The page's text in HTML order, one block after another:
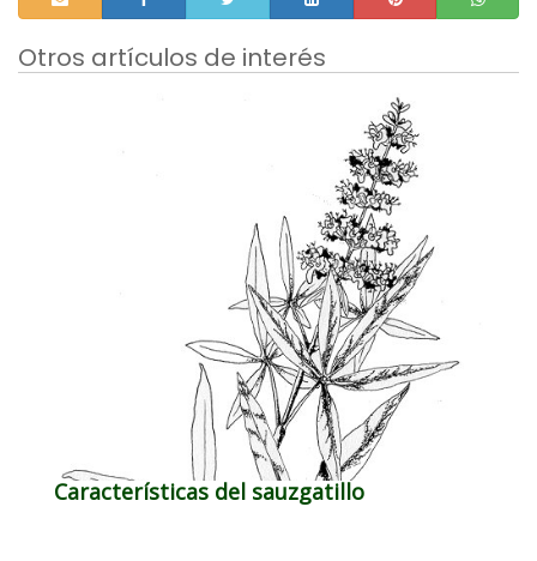
Otros artículos de interés
Características del sauzgatillo